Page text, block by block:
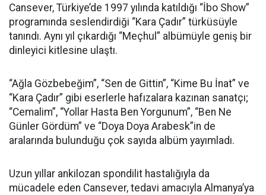
Cansever, Türkiye’de 1997 yılında katıldığı “İbo Show”
programında seslendirdiği “Kara Çadır” türküsüyle
tanındı. Aynı yıl çıkardığı “Meçhul” albümüyle geniş bir
dinleyici kitlesine ulaştı.
“Ağla Gözbebeğim”, “Sen de Gittin”, “Kime Bu İnat” ve
“Kara Çadır” gibi eserlerle hafızalara kazınan sanatçı;
“Cemalim”, “Yollar Hasta Ben Yorgunum”, “Ben Ne
Günler Gördüm” ve “Doya Doya Arabesk”in de
aralarında bulunduğu çok sayıda albüm yayımladı.
Uzun yıllar ankilozan spondilit hastalığıyla da
mücadele eden Cansever, tedavi amacıyla Almanya’ya